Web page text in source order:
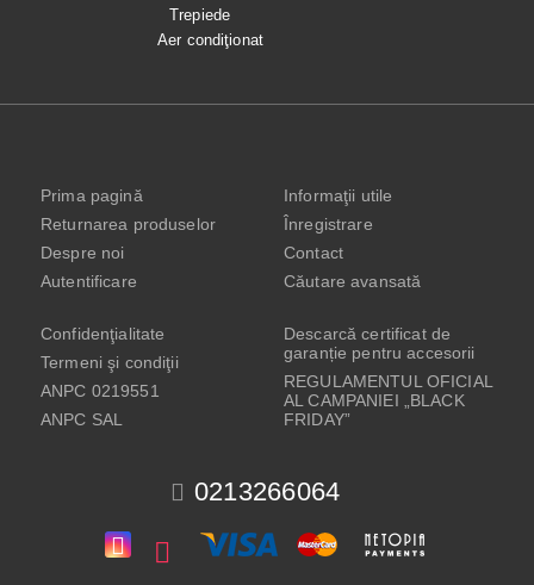
Trepiede
Aer condiţionat
0213266064
Prima pagină
Returnarea produselor
Despre noi
Autentificare
Informaţii utile
Înregistrare
Contact
Căutare avansată
Confidenţialitate
Termeni şi condiţii
ANPC 0219551
ANPC SAL
Descarcă certificat de
garanție pentru accesorii
REGULAMENTUL OFICIAL
AL CAMPANIEI „BLACK
FRIDAY”